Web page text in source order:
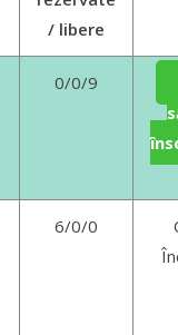
/ libere
0/0/9
6/0/0